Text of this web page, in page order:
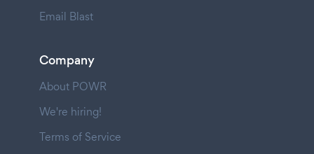
Email Blast
Company
About POWR
We're hiring!
Terms of Service